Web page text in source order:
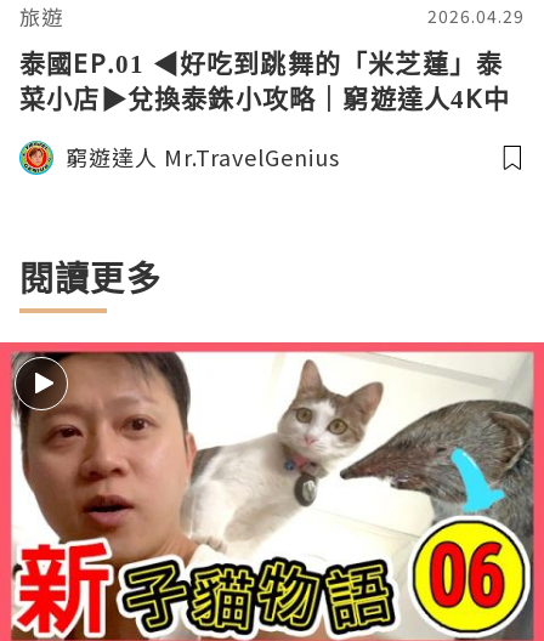
旅遊 2026.04.29
泰國EP.01 ◀︎好吃到跳舞的「米芝蓮」泰
菜小店▶︎兌換泰銖小攻略｜窮遊達人4K中
字
窮遊達人 Mr.TravelGenius
閱讀更多